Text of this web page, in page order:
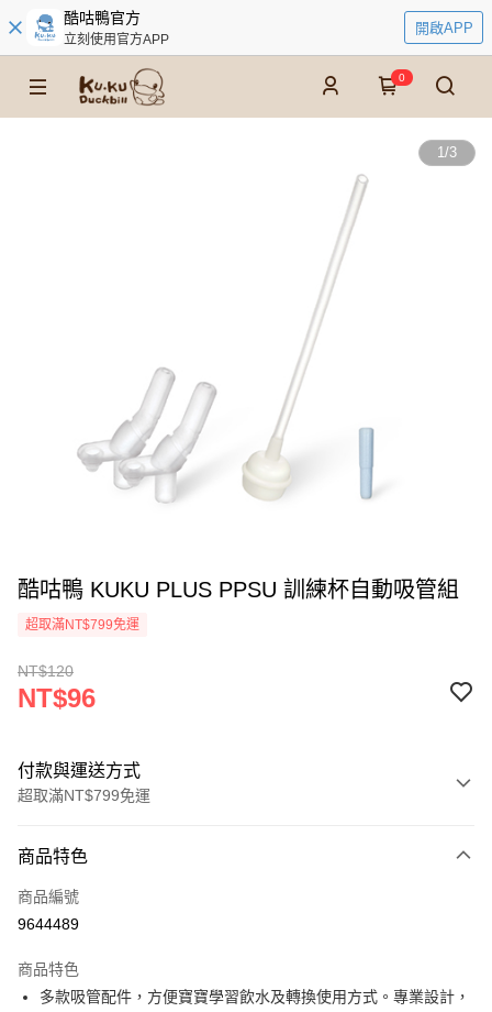
酷咕鴨官方
立刻使用官方APP
開啟APP
0
1/3
酷咕鴨 KUKU PLUS PPSU 訓練杯自動吸管組
超取滿NT$799免運
NT$120
NT$96
付款與運送方式
超取滿NT$799免運
信用卡一次付款
信用卡分期付款
合作金庫商業銀行
華南商業銀行
彰化商業銀行
超商取貨付款
商品特色
商品編號
9644489
商品特色
多款吸管配件，方便寶寶學習飲水及轉換使用方式。專業設計，